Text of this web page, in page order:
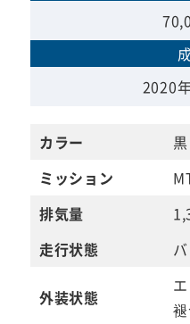
2020
カラー
黒
ミッション
排気量
走行状態
外装状態